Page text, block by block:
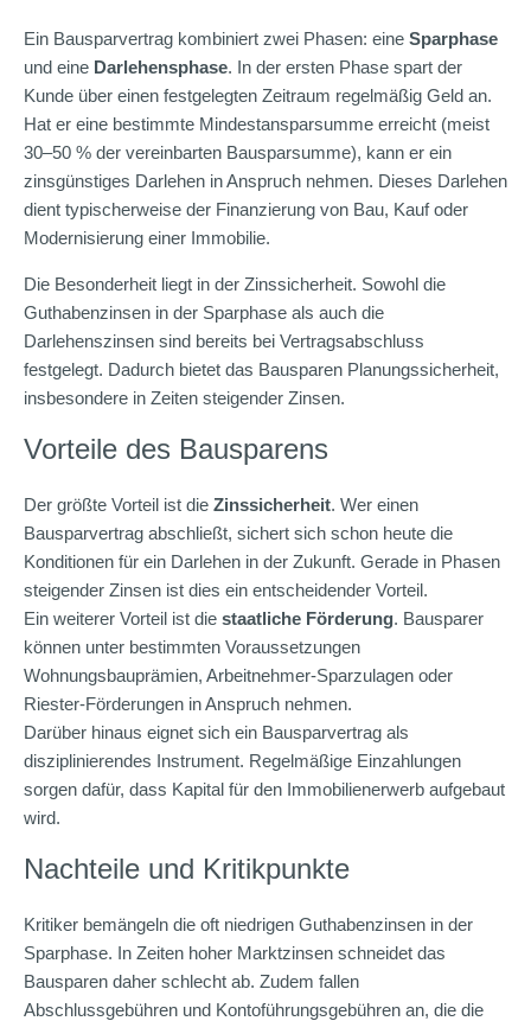
Ein Bausparvertrag kombiniert zwei Phasen: eine Sparphase
und eine Darlehensphase. In der ersten Phase spart der
Kunde über einen festgelegten Zeitraum regelmäßig Geld an.
Hat er eine bestimmte Mindestansparsumme erreicht (meist
30–50 % der vereinbarten Bausparsumme), kann er ein
zinsgünstiges Darlehen in Anspruch nehmen. Dieses Darlehen
dient typischerweise der Finanzierung von Bau, Kauf oder
Modernisierung einer Immobilie.
Die Besonderheit liegt in der Zinssicherheit. Sowohl die
Guthabenzinsen in der Sparphase als auch die
Darlehenszinsen sind bereits bei Vertragsabschluss
festgelegt. Dadurch bietet das Bausparen Planungssicherheit,
insbesondere in Zeiten steigender Zinsen.
Vorteile des Bausparens
Der größte Vorteil ist die Zinssicherheit. Wer einen
Bausparvertrag abschließt, sichert sich schon heute die
Konditionen für ein Darlehen in der Zukunft. Gerade in Phasen
steigender Zinsen ist dies ein entscheidender Vorteil.
Ein weiterer Vorteil ist die staatliche Förderung. Bausparer
können unter bestimmten Voraussetzungen
Wohnungsbauprämien, Arbeitnehmer-Sparzulagen oder
Riester-Förderungen in Anspruch nehmen.
Darüber hinaus eignet sich ein Bausparvertrag als
disziplinierendes Instrument. Regelmäßige Einzahlungen
sorgen dafür, dass Kapital für den Immobilienerwerb aufgebaut
wird.
Nachteile und Kritikpunkte
Kritiker bemängeln die oft niedrigen Guthabenzinsen in der
Sparphase. In Zeiten hoher Marktzinsen schneidet das
Bausparen daher schlecht ab. Zudem fallen
Abschlussgebühren und Kontoführungsgebühren an, die die